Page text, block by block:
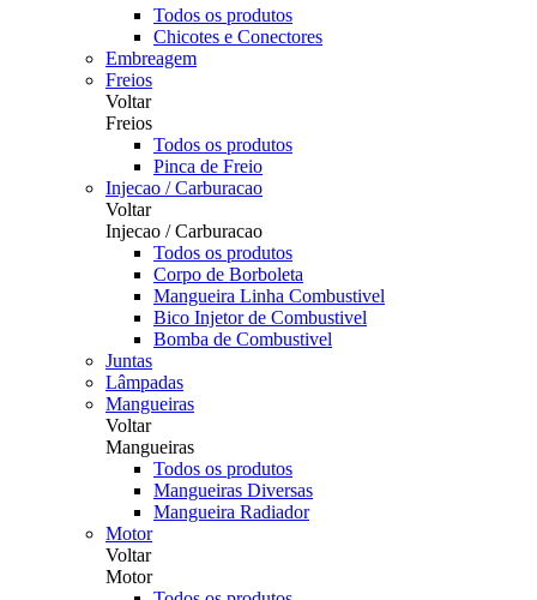
Todos os produtos
Chicotes e Conectores
Embreagem
Freios
Voltar
Freios
Todos os produtos
Pinca de Freio
Injecao / Carburacao
Voltar
Injecao / Carburacao
Todos os produtos
Corpo de Borboleta
Mangueira Linha Combustivel
Bico Injetor de Combustivel
Bomba de Combustivel
Juntas
Lâmpadas
Mangueiras
Voltar
Mangueiras
Todos os produtos
Mangueiras Diversas
Mangueira Radiador
Motor
Voltar
Motor